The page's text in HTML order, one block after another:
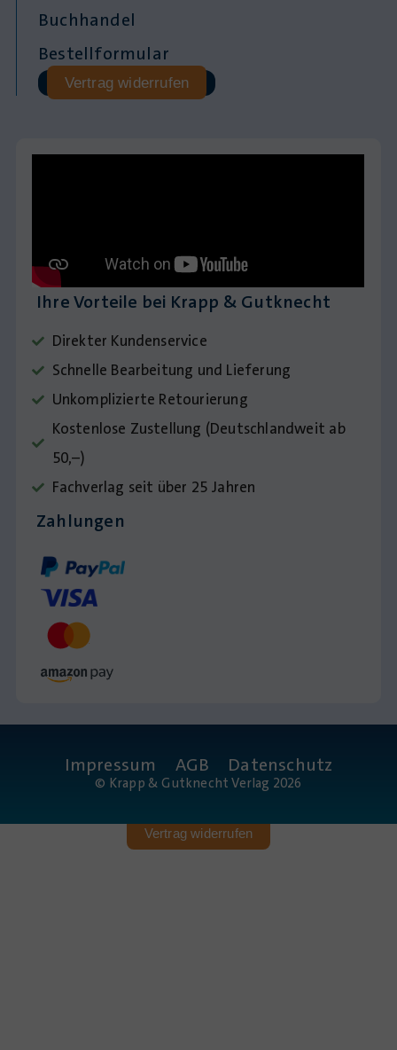
Buchhandel
Bestellformular
Vertrag widerrufen
Ihre Vorteile bei Krapp & Gutknecht
Direkter Kundenservice
Schnelle Bearbeitung und Lieferung
Unkomplizierte Retourierung
Kostenlose Zustellung (Deutschlandweit ab
50,–)
Fachverlag seit über 25 Jahren
Zahlungen
Impressum AGB Datenschutz
© Krapp & Gutknecht Verlag 2026
Vertrag widerrufen